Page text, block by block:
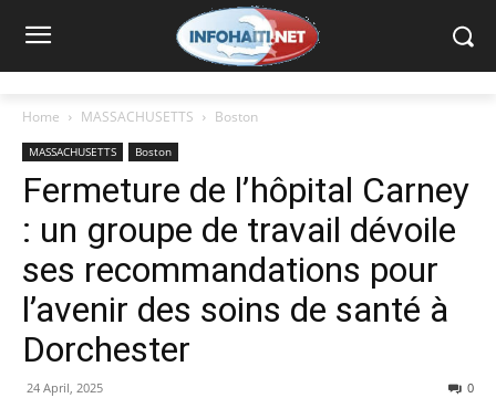
Home MASSACHUSETTS Boston
MASSACHUSETTS Boston
Fermeture de l’hôpital Carney
: un groupe de travail dévoile
ses recommandations pour
l’avenir des soins de santé à
Dorchester
24 April, 2025 0